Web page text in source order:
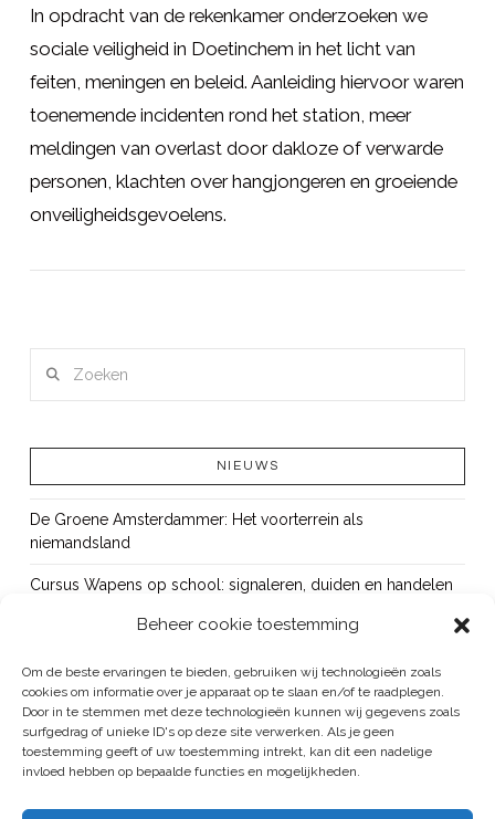
Beheer cookie toestemming
Om de beste ervaringen te bieden, gebruiken wij technologieën zoals
cookies om informatie over je apparaat op te slaan en/of te raadplegen.
Door in te stemmen met deze technologieën kunnen wij gegevens zoals
surfgedrag of unieke ID's op deze site verwerken. Als je geen
toestemming geeft of uw toestemming intrekt, kan dit een nadelige
invloed hebben op bepaalde functies en mogelijkheden.
In opdracht van de rekenkamer onderzoeken we
sociale veiligheid in Doetinchem in het licht van
feiten, meningen en beleid. Aanleiding hiervoor waren
toenemende incidenten rond het station, meer
meldingen van overlast door dakloze of verwarde
personen, klachten over hangjongeren en groeiende
onveiligheidsgevoelens.
NIEUWS
De Groene Amsterdammer: Het voorterrein als
niemandsland
Cursus Wapens op school: signaleren, duiden en handelen
Bureau Beke ontwikkelt jeugdmonitor Aruba
Vacature: senior onderzoeker